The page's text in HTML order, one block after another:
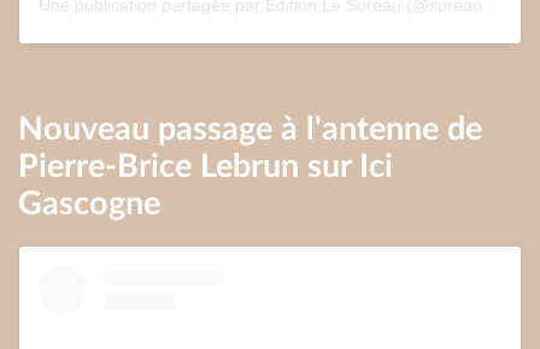
Nouveau passage à l'antenne de
Pierre-Brice Lebrun sur Ici
Gascogne